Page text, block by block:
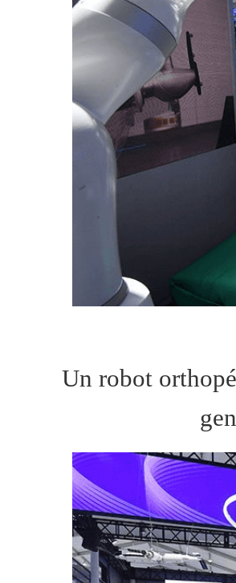
Un robot